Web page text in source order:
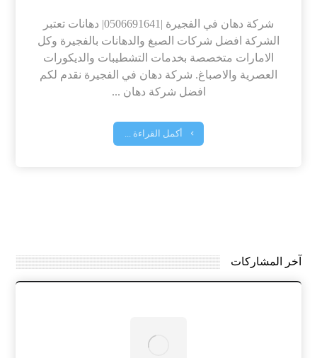
شركة دهان في الفجيرة |0506691641| دهانات تعتبر
الشركة افضل شركات الصبغ والدهانات بالفجيرة وكل
الامارات متخصصة بخدمات التشطيبات والديكورات
العصرية والاصباغ. شركة دهان في الفجيرة نقدم لكم
افضل شركة دهان ...
أكمل القراءة ...
آخر المشاركات